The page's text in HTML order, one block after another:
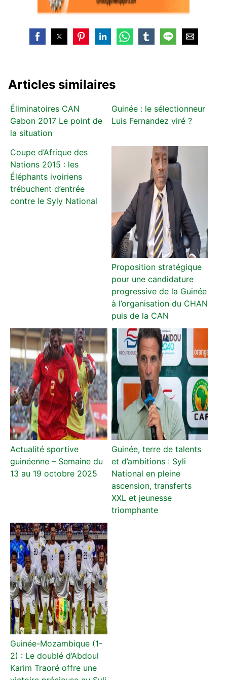
Articles similaires
Éliminatoires CAN
Gabon 2017 Le point de
la situation
Guinée : le sélectionneur
Luis Fernandez viré ?
Coupe d’Afrique des
Nations 2015 : les
Éléphants ivoiriens
trébuchent d’entrée
contre le Syly National
Proposition stratégique
pour une candidature
progressive de la Guinée
à l’organisation du CHAN
puis de la CAN
Actualité sportive
guinéenne – Semaine du
13 au 19 octobre 2025
Guinée, terre de talents
et d’ambitions : Syli
National en pleine
ascension, transferts
XXL et jeunesse
triomphante
Guinée-Mozambique (1-
2) : Le doublé d’Abdoul
Karim Traoré offre une